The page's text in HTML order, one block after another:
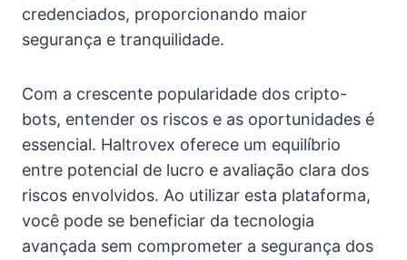
credenciados, proporcionando maior
segurança e tranquilidade.
Com a crescente popularidade dos cripto-
bots, entender os riscos e as oportunidades é
essencial. Haltrovex oferece um equilíbrio
entre potencial de lucro e avaliação clara dos
riscos envolvidos. Ao utilizar esta plataforma,
você pode se beneficiar da tecnologia
avançada sem comprometer a segurança dos